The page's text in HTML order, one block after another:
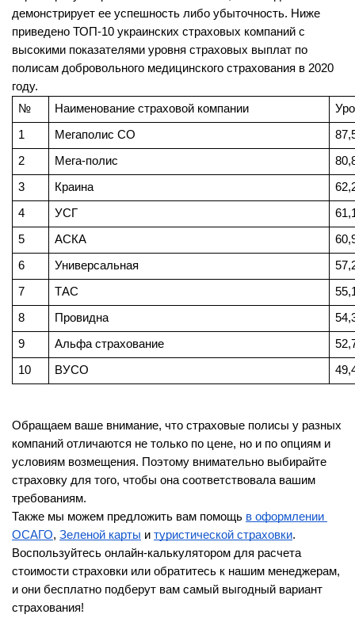
демонстрирует ее успешность либо убыточность. Ниже
приведено ТОП-10 украинских страховых компаний с
высокими показателями уровня страховых выплат по
полисам добровольного медицинского страхования в 2020
году.
№
Наименование страховой компании
1 Мегаполис СО
2 Мега-полис
3 Краина
4 УСГ
5 АСКА
6 Универсальная
7 ТАС
8 Провидна
9 Альфа страхование
10 ВУСО
Обращаем ваше внимание, что страховые полисы у разных
компаний отличаются не только по цене, но и по опциям и
условиям возмещения. Поэтому внимательно выбирайте
страховку для того, чтобы она соответствовала вашим
требованиям.
Также мы можем предложить вам помощь в оформлении
ОСАГО, Зеленой карты и туристической страховки.
Воспользуйтесь онлайн-калькулятором для расчета
стоимости страховки или обратитесь к нашим менеджерам,
и они бесплатно подберут вам самый выгодный вариант
страхования!